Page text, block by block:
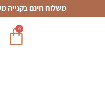
משלוח חינם בקנייה מעל 600 ש"ח
0